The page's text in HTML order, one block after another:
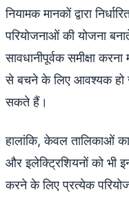
नियामक मानकों द्वारा
परियोजनाओं की योजना
सावधानीपूर्वक समीक्षा करना
से बचने के लिए आवश्यक हो
सकते हैं।
हालांकि, केवल तालिकाओं का
और इलेक्ट्रिशियनों को भी
करने के लिए प्रत्येक